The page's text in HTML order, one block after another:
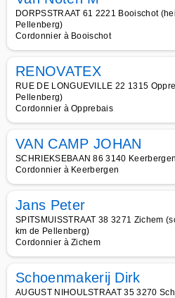
DORPSSTRAAT 61 2221 Booischot
Pellenberg)
Cordonnier à Booischot
RENOVATEX
RUE DE LONGUEVILLE 22 1315
Pellenberg)
Cordonnier à Opprebais
VAN CAMP JOHAN
SCHRIEKSEBAAN 86 3140
Cordonnier à Keerbergen
Jans Peter
SPITSMUISSTRAAT 38 3271 Zichem
km de Pellenberg)
Cordonnier à Zichem
Schoenmakerij Dirk
AUGUST NIHOULSTRAAT 35 3270